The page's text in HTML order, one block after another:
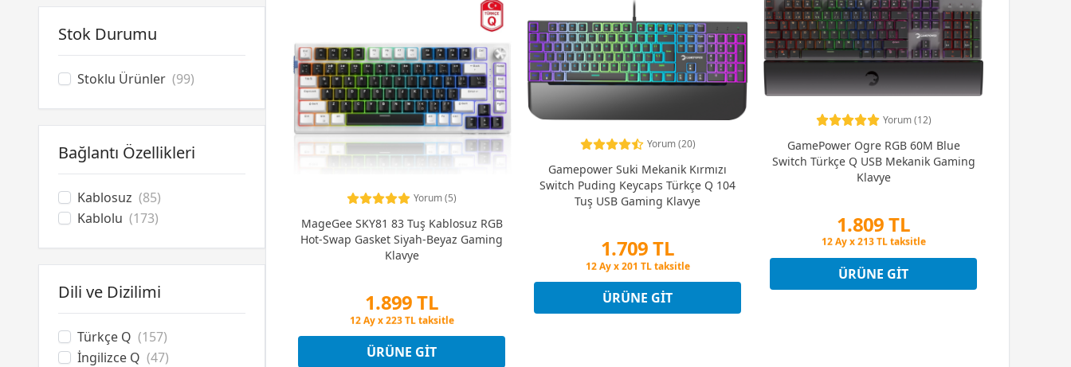
Logitech (4)
MSI (4)
MageGee (19)
Rampage
(1)
Redragon (14)
Wraith (31)
Stok Durumu
Stoklu Ürünler (99)
Bağlantı Özellikleri
Kablosuz (85)
Kablolu (173)
Dili ve Dizilimi
Türkçe Q (157)
İngilizce Q (47)
Yorum (5)
MageGee SKY81 83 Tuş Kablosuz RGB
Hot-Swap Gasket Siyah-Beyaz Gaming
Klavye
1.899 TL
Peşin Fiyatına 3 Taksit
12 Ay x 223 TL taksitle
Peşin Fiyatına 3 Taksit
ÜRÜNE GIT
Yorum (20)
Gamepower Suki Mekanik Kırmızı
Switch Puding Keycaps Türkçe Q 104
Tuş USB Gaming Klavye
1.709 TL
Peşin Fiyatına 3 Taksit
12 Ay x 201 TL taksitle
Peşin Fiyatına 3 Taksit
ÜRÜNE GIT
Yorum (12)
GamePower Ogre RGB 60M Blue
Switch Türkçe Q USB Mekanik Gaming
Klavye
1.809 TL
Peşin Fiyatına 3 Taksit
Peşin Fiyatına 3 Taksit
ÜRÜNE GIT